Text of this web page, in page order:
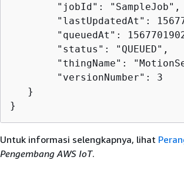
        "jobId": "SampleJob",
"lastUpdatedAt":
"queuedAt":
        "status": "QUEUED",
"thingName":
        "versionNumber": 3
   }
}
Untuk informasi selengkapnya, lihat
Pengembang AWS IoT.